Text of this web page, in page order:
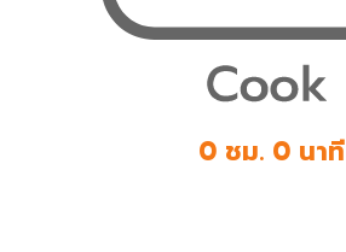
0 ชม. 0 นาที